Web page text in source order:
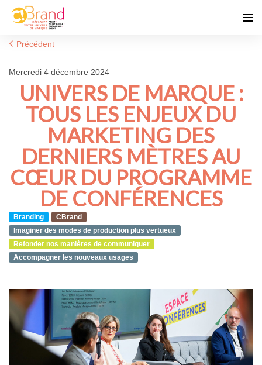
Précédent
mercredi 4 décembre 2024
UNIVERS DE MARQUE :
TOUS LES ENJEUX DU
MARKETING DES
DERNIERS MÈTRES AU
CŒUR DU PROGRAMME
DE CONFÉRENCES
Branding
CBrand
Imaginer des modes de production plus vertueux
Refonder nos manières de communiquer
Accompagner les nouveaux usages